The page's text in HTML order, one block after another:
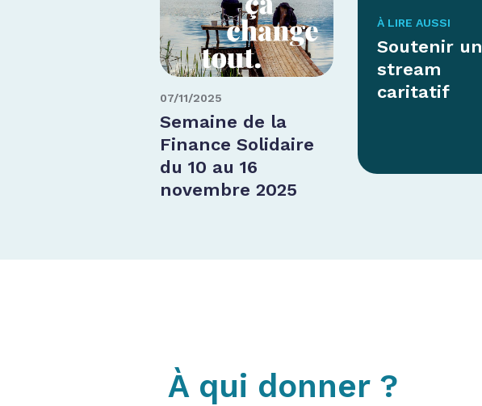
07/11/2025
Semaine de la
Finance Solidaire
du 10 au 16
novembre 2025
À LIRE AUSSI
Soutenir un
stream
caritatif
À qui donner ?